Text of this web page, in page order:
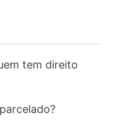
tem direito